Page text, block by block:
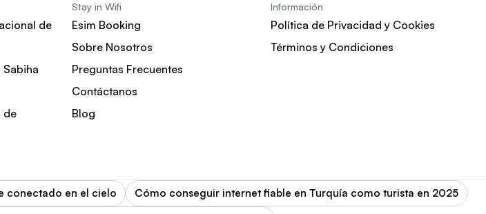
de
de
Stay in Wifi
Esim Booking
Sobre Nosotros
Preguntas Frecuentes
Contáctanos
Blog
Información
Política de Privacidad y Cookies
Términos y Condiciones
conectado en el cielo
Cómo conseguir internet fiable en Turquía como turista en 2025